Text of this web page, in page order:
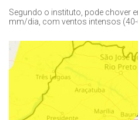
Segundo o instituto, pode chover
mm/dia, com ventos intensos (40-